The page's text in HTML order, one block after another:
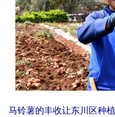
马铃薯的丰收让东川区种